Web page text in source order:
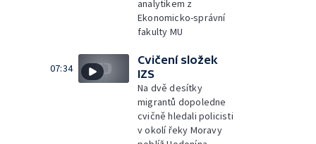
analytikem z
Ekonomicko-správní
fakulty MU
07:34
Cvičení složek
IZS
Na dvě desítky
migrantů dopoledne
cvičně hledali policisti
v okolí řeky Moravy